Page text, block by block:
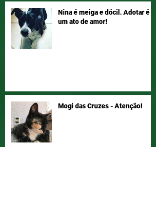
Nina é meiga e dócil. Adotar é
um ato de amor!
Mogi das Cruzes - Atenção!